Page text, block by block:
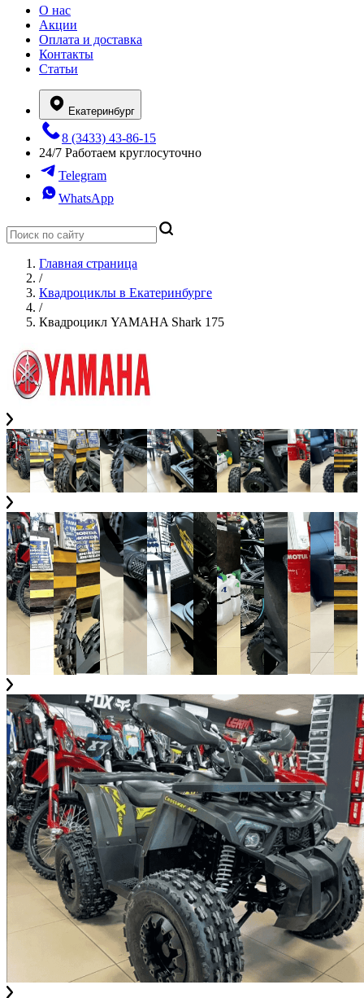
О нас
Акции
Оплата и доставка
Контакты
Статьи
Екатеринбург
8 (3433) 43-86-15
24/7 Работаем круглосуточно
Telegram
WhatsApp
Главная страница
/
Квадроциклы в Екатеринбурге
/
Квадроцикл YAMAHA Shark 175